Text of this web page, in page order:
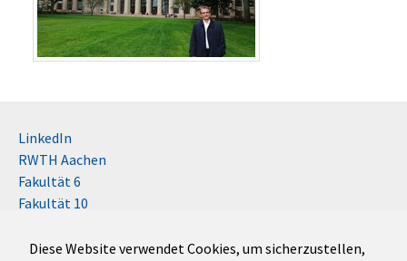
Diese Website verwendet Cookies, um sicherzustellen,
LinkedIn
RWTH Aachen
Fakultät 6
Fakultät 10
Kontakt